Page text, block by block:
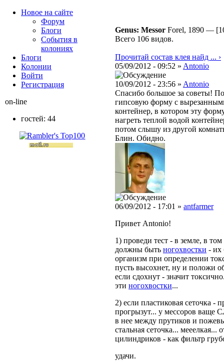
Genus: Messor Forel, 1890 —
Всего 106 видов.
Прочитай состав клея найд ... ›
05/09/2012 - 09:52 » Antonio
10/09/2012 - 23:56 » Antonio
Спасибо большое за советы!
гипсовую форму с
контейнер, в котором эту
нагреть теплой водой
потом слышу из другой
Блин. Обидно.
06/09/2012 - 17:01 » antfarmer
Привет Antonio!
1) проведи тест - в земле, в
должны быть ногохвостки - их
организм при определении
пусть высохнет, ну и положи
если сдохнут - значит
эти ногохвостки...
2) если пластиковая сеточка -
прогрызут... у мессоров ваще
в нее между прутиков и
стальная сеточка... мееелкая...
цилиндриков - как фильтр
удачи.
Новое на сайте
Форум
Блоги
События в
колониях
Блоги
Колонии
Войти
Peгиcтpaция
on-line
гостей: 44